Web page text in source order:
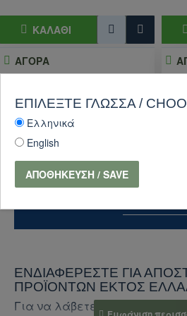
ΚΑΛΆΘΙ
ΑΓΟΡΑ
ΕΝΔΙΑΦΈΡΕΣΤΕ ΓΙΑ
ΠΡΟΪΌΝΤΩΝ ΕΚΤΌΣ
Για να λάβετε προσφορά για
ΕΠΙΛΈΞΤΕ ΓΛΏΣΣΑ /
Ελληνικά
English
ΑΠΟΘΉΚΕΥΣΗ / SAVE